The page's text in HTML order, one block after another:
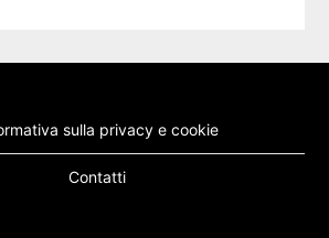
sulla privacy e cookie
Contatti